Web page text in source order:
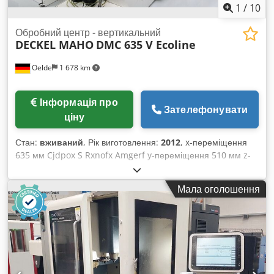
1 / 10
Oelde 1 678 km
Обробний центр - вертикальний
DECKEL MAHO DMC 635 V Ecoline
ціну
Зателефонувати
Стан: вживаний, Рік виготовлення: 2012, x-переміщення
635 мм Cjdpox S Rxnofx Amgerf y-переміщення 510 мм z-
переміщення 460 мм Управління SLIMline Siemens
Діапазон обертів головного шпинделя 20 - 12 000 об/хв
Потужність приводу головного шпинделя 13 / 9 кВт Крутний
момент 83 / 57 Нм Кріплення інструменту SK 40 Розмір
столу 790 x 560 мм Кількість Т-пазів 4 + 1 Ширина Т-пазів 4
x 14H12 / 1 x 14H7 мм Відстань між Т-пазами 100 мм
Максимальне навантаження на стіл 600 кг Висота столу над
підлогою 720 мм Кількість позицій інструментального
магазину 20 Максимальний діаметр інструменту 80 мм
Мала оголошення